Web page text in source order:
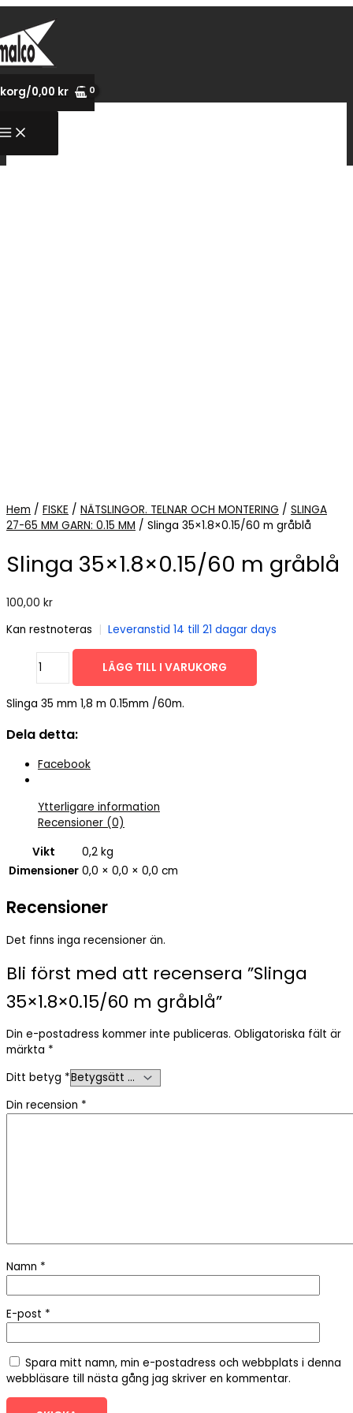
till
innehåll
0,00 kr
Hem / FISKE / NÄTSLINGOR. TELNAR OCH MONTERING / SLINGA
27-65 MM GARN: 0.15 MM / Slinga 35×1.8×0.15/60 m gråblå
Slinga 35×1.8×0.15/60 m gråblå
100,00 kr
Kan restnoteras | Leveranstid 14 till 21 dagar days
35x1.8x0.15/60
gråblå
LÄGG TILL I VARUKORG
Slinga 35 mm 1,8 m 0.15mm /60m.
Dela detta:
Facebook
Ytterligare information
Recensioner (0)
Vikt
0,2 kg
Dimensioner 0,0 × 0,0 × 0,0 cm
Recensioner
Det finns inga recensioner än.
Bli först med att recensera ”Slinga
35×1.8×0.15/60 m gråblå”
Din e-postadress kommer inte publiceras. Obligatoriska fält är
märkta *
Ditt betyg *
Din recension *
Namn *
E-post *
Spara mitt namn, min e-postadress och webbplats i denna
webbläsare till nästa gång jag skriver en kommentar.